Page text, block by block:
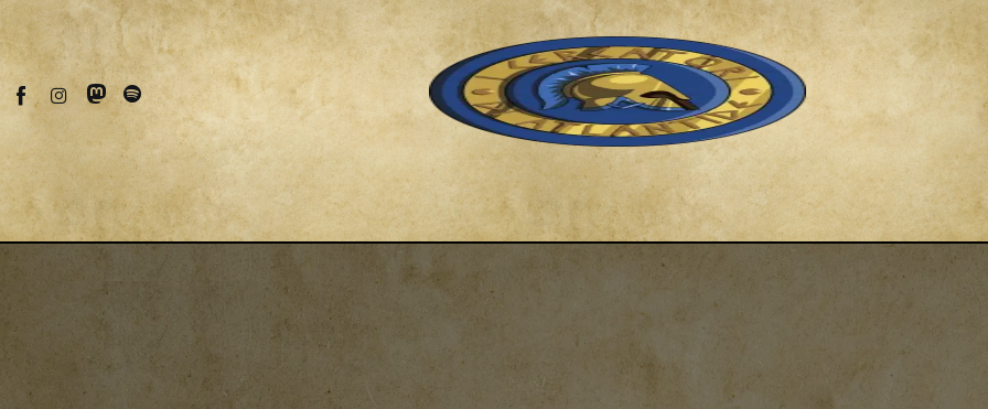
Fantascienza
Fantasy
Recensioni
Libri e fumetti